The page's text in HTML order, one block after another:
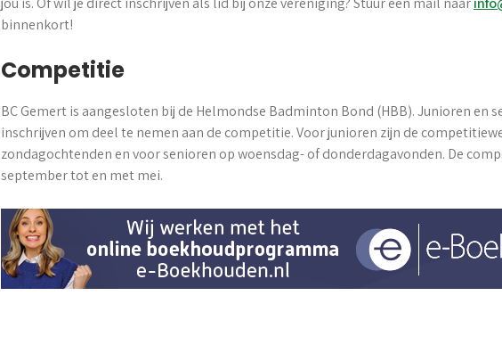
binnenkort!
Competitie
BC Gemert is aangesloten bij de Helmondse Badminton Bond (HBB). Junioren en
inschrijven om deel te nemen aan de competitie. Voor junioren zijn de
zondagochtenden en voor senioren op woensdag- of donderdagavonden. De
september tot en met mei.